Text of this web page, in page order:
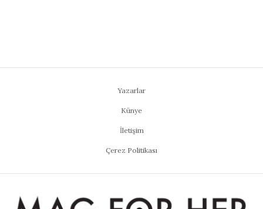
Yazarlar
Künye
İletişim
Çerez Politikası